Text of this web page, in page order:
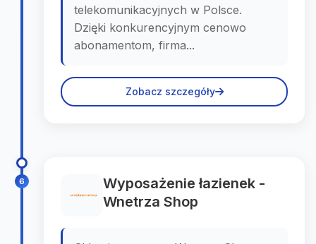
telekomunikacyjnych w Polsce.
Dzięki konkurencyjnym cenowo
abonamentom, firma...
Zobacz szczegóły
6
Wyposażenie łazienek -
Wnetrza Shop